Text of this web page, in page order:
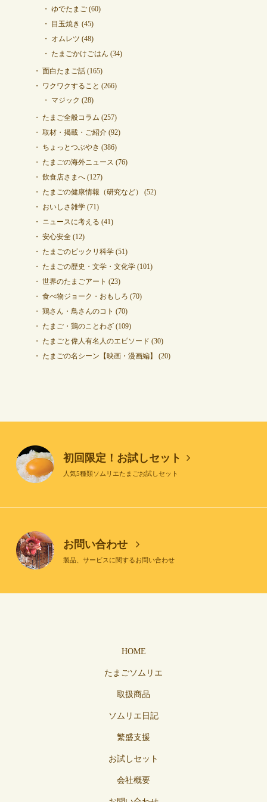
ゆでたまご(60)
目玉焼き (45)
オムレツ (48)
たまごかけごはん (34)
面白たまご話(165)
ワクワクすること (266)
マジック (28)
たまご全般コラム (257)
取材・掲載・ご紹介(92)
ちょっとつぶやき (386)
たまごの海外ニュース (76)
飲食店さまへ(127)
たまごの健康情報（研究など）
(52)
おいしさ雑学(71)
ニュースに考える (41)
安心安全(12)
たまごのビックリ科学(51)
たまごの歴史・文学・文化学(101)
世界のたまごアート (23)
食べ物ジョーク・おもしろ (70)
鶏さん・鳥さんのコト (70)
たまご・鶏のことわざ(109)
たまごと偉人有名人のエピソード (30)
たまごの名シーン【映画・漫画編】
(20)
初回限定！お試しセット
人気5種類ソムリエたまごお試しセット
お問い合わせ
製品、サービスに関するお問い合わせ
HOME
たまごソムリエ
取扱商品
ソムリエ日記
繁盛支援
お試しセット
会社概要